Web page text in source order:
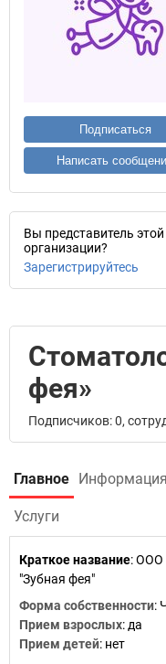
Подписаться
Написать
Вы представитель этой
организации?
Зарегистрируйтесь
фея»
Подписчиков: 0,
Главное Информация
Услуги
Краткое название:ООО
"Зубная фея"
Форма собственности:
Прием взрослых: да
Прием детей: нет